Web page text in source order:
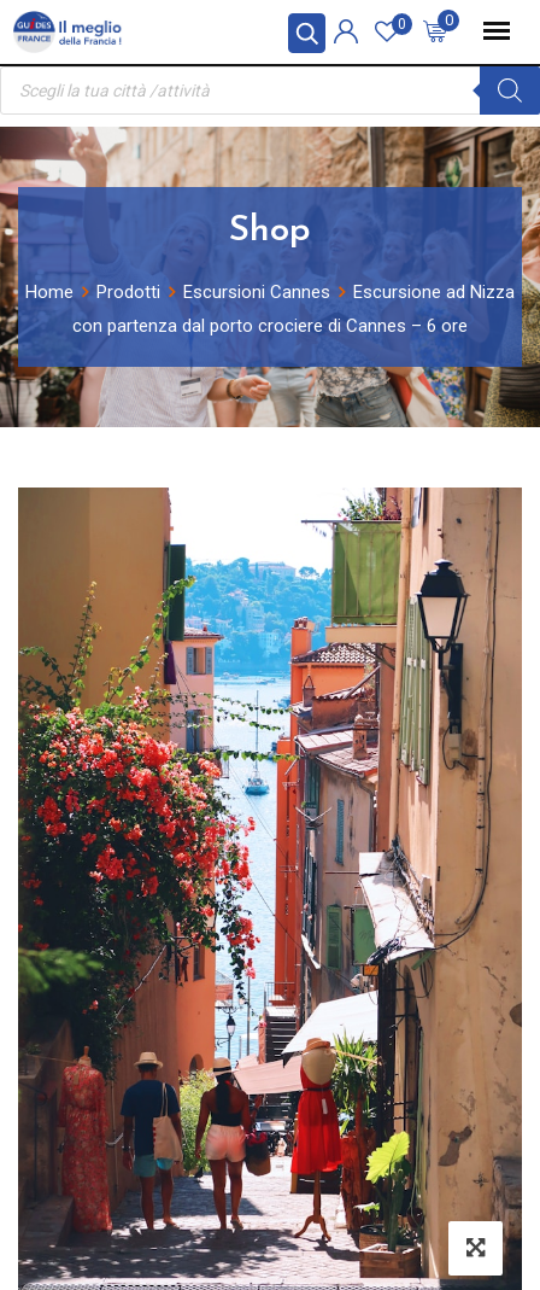
Pannello di gestione dei cookies
Skip
content
0
0
Ricerca
prodotti
Shop
Home Prodotti Escursioni Cannes
Escursione ad Nizza
con partenza dal porto crociere di Cannes – 6 ore